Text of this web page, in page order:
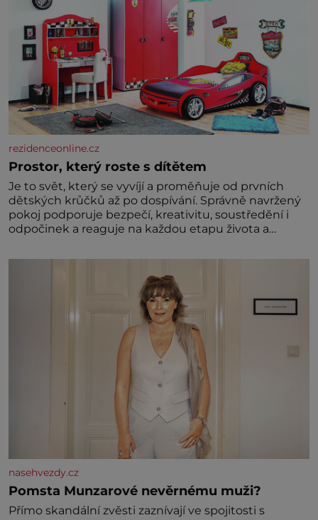
rezidenceonline.cz
Prostor, který roste s dítětem
Je to svět, který se vyvíjí a proměňuje od prvních
dětských krůčků až po dospívání. Správně navržený
pokoj podporuje bezpečí, kreativitu, soustředění i
odpočinek a reaguje na každou etapu života a
jednoduchost, měkkost a bezpečí, proto by pokoj
nasehvezdy.cz
Pomsta Munzarové nevěrnému muži?
Přímo skandální zvěsti zaznívají ve spojitosti s